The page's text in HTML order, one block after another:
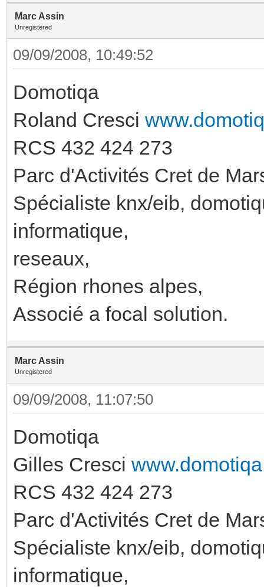
Marc Assin
Unregistered
09/09/2008, 10:49:52
Domotiqa
Roland Cresci
RCS 432 424 273
Parc d'Activités Cret de
Spécialiste knx/eib,
informatique,
reseaux,
Région rhones alpes,
Associé a focal solution.
Marc Assin
Unregistered
09/09/2008, 11:07:50
Domotiqa
Gilles Cresci
RCS 432 424 273
Parc d'Activités Cret de
Spécialiste knx/eib,
informatique,